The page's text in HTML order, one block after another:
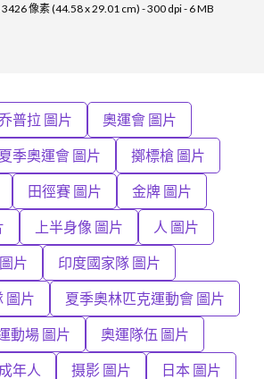
像素 (44.58 x 29.01 cm) - 300 dpi - 6 MB
普拉 圖片 奧運會 圖片
季奧運會 圖片 擲標槍 圖片
田徑賽 圖片 金牌 圖片
上半身像 圖片 人 圖片
片 印度國家隊 圖片
圖片 夏季奧林匹克運動會 圖片
動場 圖片 奧運隊伍 圖片
成年人 摄影 圖片 日本 圖片